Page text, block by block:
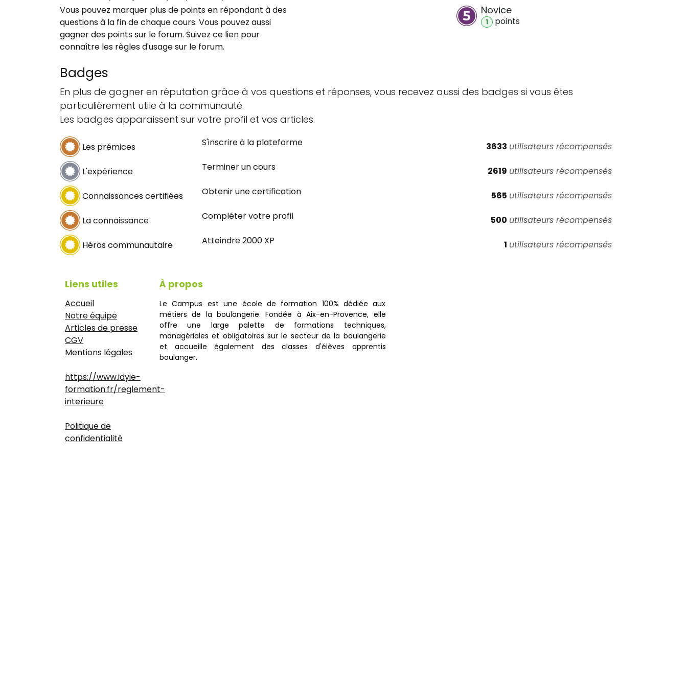
Vous pouvez marquer plus de points en répondant à des
questions à la fin de chaque cours. Vous pouvez aussi
gagner des points sur le forum. Suivez ce lien pour
connaître les règles d'usage sur le forum.
Novice
1 points
Badges
En plus de gagner en réputation grâce à vos questions et réponses, vous recevez aussi des badges si vous êtes
particulièrement utile à la communauté.
Les badges apparaissent sur votre profil et vos articles.
Les prémices S'inscrire à la plateforme 3633 utilisateurs récompensés
L'expérience Terminer un cours 2619 utilisateurs récompensés
Connaissances certifiées Obtenir une certification 565 utilisateurs récompensés
La connaissance Compléter votre profil 500 utilisateurs récompensés
Héros communautaire Atteindre 2000 XP 1 utilisateurs récompensés
Liens utiles
Accueil
Notre équipe
Articles de presse
CGV
Mentions légales
https://www.idyie-
formation.fr/reglement-
interieure
Politique de
confidentialité
À propos
Le Campus est une école de formation 100% dédiée aux
métiers de la boulangerie. Fondée à Aix-en-Provence, elle
offre une large palette de formations techniques,
managériales et obligatoires sur le secteur de la boulangerie
et accueille également des classes d'élèves apprentis
boulanger.